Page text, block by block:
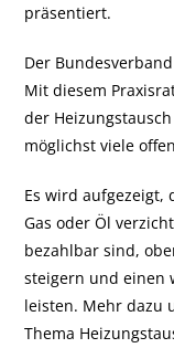
präsentiert.
Der
Mit diesem
der
möglichst viele
Es wird aufgezeigt,
Gas oder Öl
bezahlbar sind,
steigern und einen
leisten. Mehr dazu
Thema